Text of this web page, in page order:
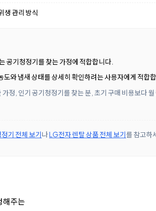
생 관리 방식
공기청정기를 찾는 가정에 적합합니다.
도와 냄새 상태를 상세히 확인하려는 사용자에게 적합
정, 인기 공기청정기를 찾는 분, 초기 구매 비용보다
기 전체 보기나LG전자 렌탈 상품 전체 보기를 참고하
해주는